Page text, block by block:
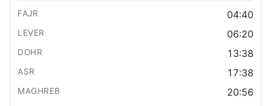
04:40
06:20
13:38
17:38
20:56